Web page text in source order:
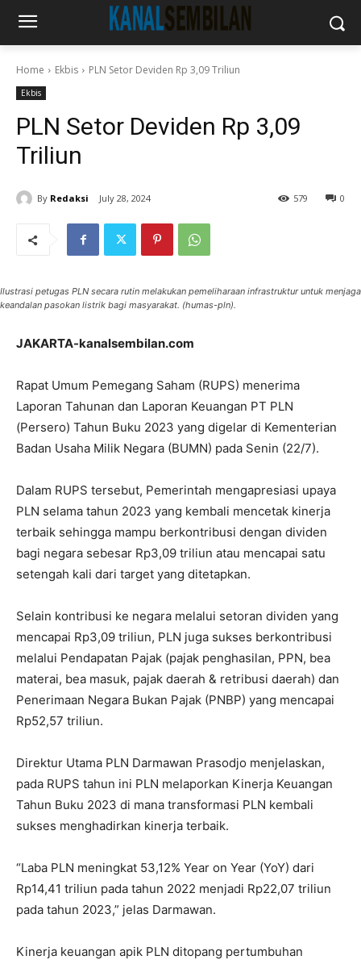
Home Ekbis PLN Setor Deviden Rp 3,09 Triliun
Ekbis
PLN Setor Deviden Rp 3,09
Triliun
By Redaksi July 28, 2024 0
579
Ilustrasi petugas PLN secara rutin melakukan pemeliharaan infrastruktur untuk menjaga
keandalan pasokan listrik bagi masyarakat. (humas-pln).
JAKARTA-kanalsembilan.com
Rapat Umum Pemegang Saham (RUPS) menerima
Laporan Tahunan dan Laporan Keuangan PT PLN
(Persero) Tahun Buku 2023 yang digelar di Kementerian
Badan Usaha Milik Negara (BUMN) pada Senin (22/7).
Dalam RUPS tersebut, Pemerintah mengapresiasi upaya
PLN selama tahun 2023 yang kembali mencetak kinerja
terbaik sehingga mampu berkontribusi dengan dividen
bagi negara sebesar Rp3,09 triliun atau mencapai satu
setengah kali dari target yang ditetapkan.
Selain kontribusi ke negara melalui setoran dividen yang
mencapai Rp3,09 triliun, PLN juga sukses berkontribusi
melalui Pendapatan Pajak (pajak penghasilan, PPN, bea
materai, bea masuk, pajak daerah & retribusi daerah) dan
Penerimaan Negara Bukan Pajak (PNBP) yang mencapai
Rp52,57 triliun.
Direktur Utama PLN Darmawan Prasodjo menjelaskan,
pada RUPS tahun ini PLN melaporkan Kinerja Keuangan
Tahun Buku 2023 di mana transformasi PLN kembali
sukses menghadirkan kinerja terbaik.
“Laba PLN meningkat 53,12% Year on Year (YoY) dari
Rp14,41 triliun pada tahun 2022 menjadi Rp22,07 triliun
pada tahun 2023,” jelas Darmawan.
Kinerja keuangan apik PLN ditopang pertumbuhan